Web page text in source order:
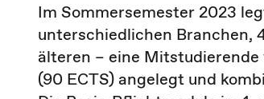
Im Sommersemester 2023
unterschiedlichen Branchen,
älteren – eine
(90 ECTS) angelegt und